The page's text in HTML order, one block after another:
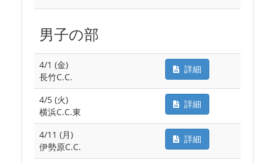
男子の部
4/1 (金)
長竹C.C.
詳細
4/5 (火)
横浜C.C.東
詳細
4/11 (月)
伊勢原C.C.
詳細